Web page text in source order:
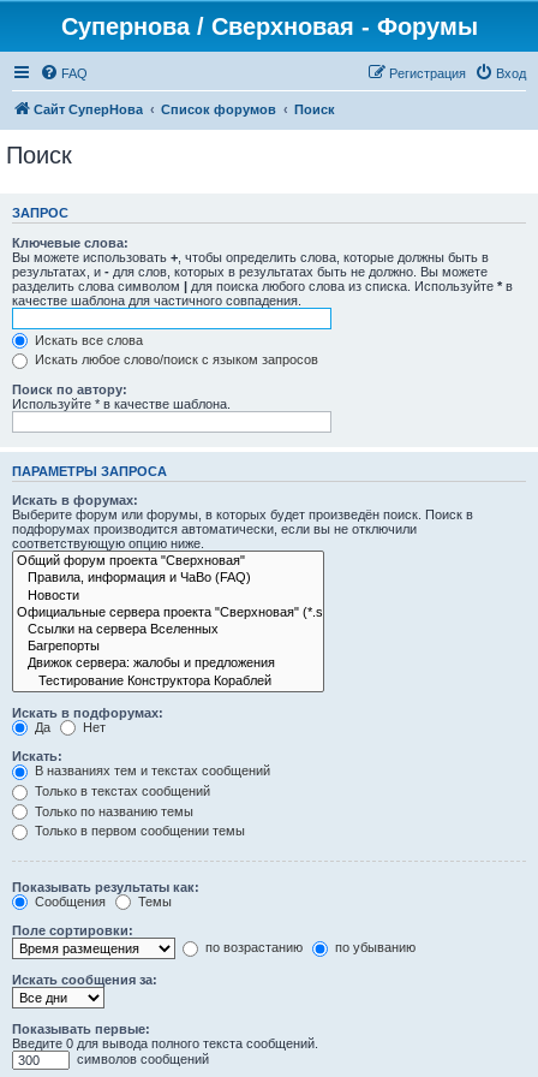
Супернова / Сверхновая - Форумы
FAQ Вход
Регистрация
Сайт СуперНова Список форумов Поиск
Поиск
ЗАПРОС
Ключевые слова:
Вы можете использовать + , чтобы определить слова, которые должны быть в
результатах, и - для слов, которых в результатах быть не должно. Вы можете
разделить слова символом | для поиска любого слова из списка. Используйте * в
качестве шаблона для частичного совпадения.
Искать все слова
Искать любое слово/поиск с языком запросов
Поиск по автору:
Используйте * в качестве шаблона.
ПАРАМЕТРЫ ЗАПРОСА
Искать в форумах:
Выберите форум или форумы, в которых будет произведён поиск. Поиск в
подфорумах производится автоматически, если вы не отключили
соответствующую опцию ниже.
Искать в подфорумах:
Да
Нет
Искать:
В названиях тем и текстах сообщений
Только в текстах сообщений
Только по названию темы
Только в первом сообщении темы
Показывать результаты как:
Сообщения
Темы
Поле сортировки:
по возрастанию
по убыванию
Искать сообщения за:
Показывать первые:
Введите 0 для вывода полного текста сообщений.
символов сообщений